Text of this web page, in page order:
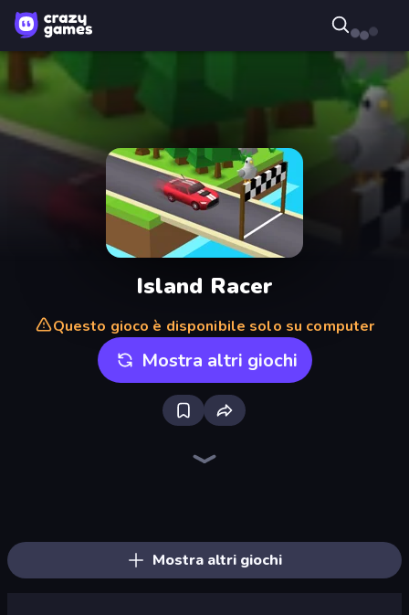
Island Racer
Questo gioco è disponibile solo su computer
Mostra altri giochi
Mostra altri giochi